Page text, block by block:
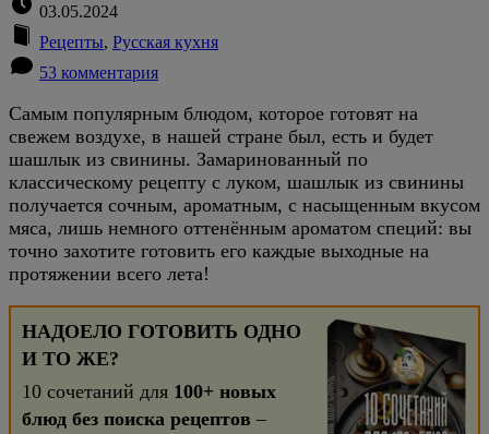
03.05.2024
Рецепты, Русская кухня
53 комментария
Самым популярным блюдом, которое готовят на
свежем воздухе, в нашей стране был, есть и будет
шашлык из свинины. Замаринованный по
классическому рецепту с луком, шашлык из свинины
получается сочным, ароматным, с насыщенным вкусом
мяса, лишь немного оттенённым ароматом специй: вы
точно захотите готовить его каждые выходные на
протяжении всего лета!
НАДОЕЛО ГОТОВИТЬ ОДНО
И ТО ЖЕ?
10 сочетаний для 100+ новых
блюд без поиска рецептов –